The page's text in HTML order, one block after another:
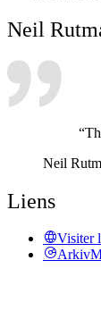
Neil
Neil
Liens
Visiter